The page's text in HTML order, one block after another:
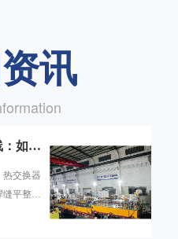
讯
如何
热交换器
缝平整